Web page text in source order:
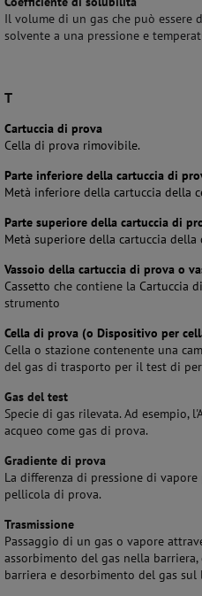
Il volume di un gas che può
solvente a una pressione e
T
Cartuccia di prova
Cella di prova rimovibile.
Parte inferiore della cartuccia di
Metà inferiore della cartuccia della
Parte superiore della cartuccia di
Metà superiore della cartuccia
Vassoio della cartuccia di prova o
Cassetto che contiene la Cartuccia
strumento
Cella di prova (o Dispositivo per
Cella o stazione contenente una
del gas di trasporto per il test di
Gas del test
Specie di gas rilevata. Ad esempio,
acqueo come gas di prova.
Gradiente di prova
La differenza di pressione di
pellicola di prova.
Trasmissione
Passaggio di un gas o vapore
assorbimento del gas nella
barriera e desorbimento del gas